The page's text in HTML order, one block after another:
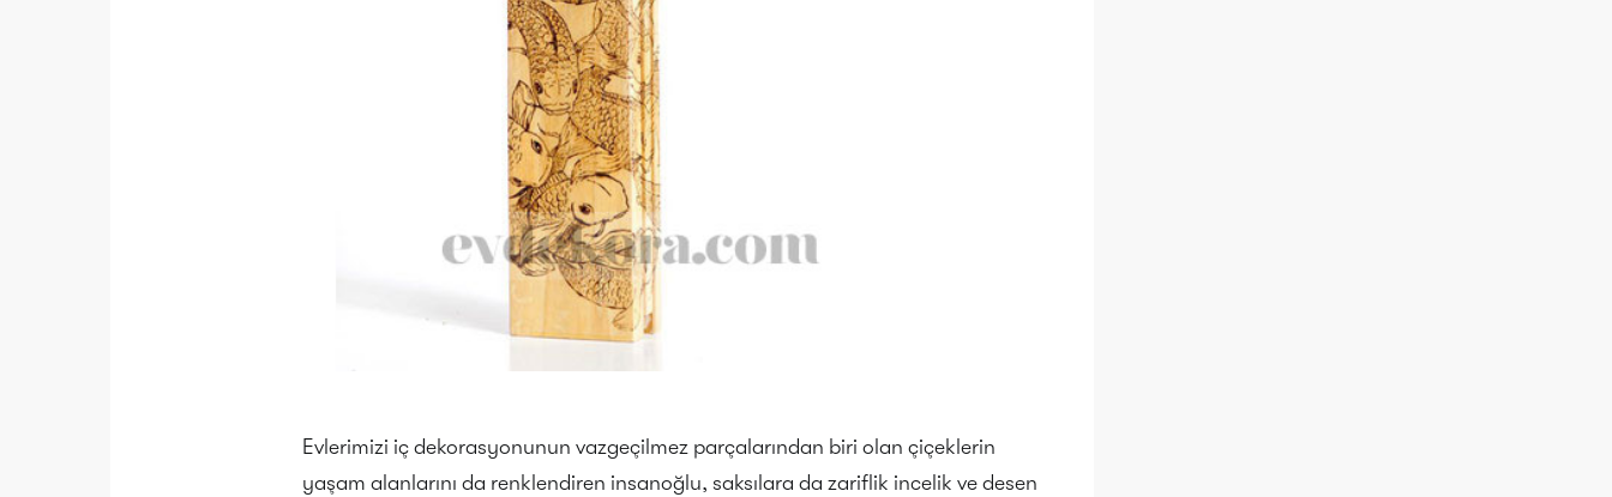
Evlerimizi iç dekorasyonunun vazgeçilmez parçalarından biri olan çiçeklerin
yaşam alanlarını da renklendiren insanoğlu, saksılara da zariflik incelik ve desen